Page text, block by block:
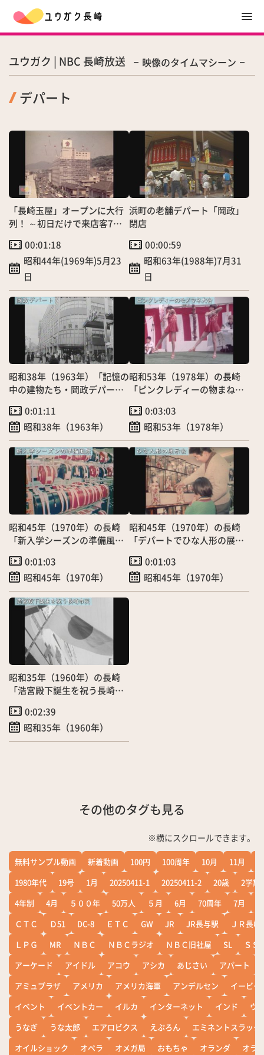
ユウガク | NBC 長崎放送 映像のタイムマシーン
デパート
「長崎玉屋」オープンに大行
列！ ～初日だけで来店客7万
00:01:18
昭和44年(1969年)5月23
日
浜町の老舗デパート「岡政」
閉店
00:00:59
昭和63年(1988年)7月31
日
昭和38年（1963年）「記憶の
中の建物たち・岡政デパー
0:01:11
昭和38年（1963年）
昭和53年（1978年）の長崎
「ピンクレディーの物まね大
0:03:03
昭和53年（1978年）
昭和45年（1970年）の長崎
「新入学シーズンの準備風
0:01:03
昭和45年（1970年）
昭和45年（1970年）の長崎
「デパートでひな人形の展示
0:01:03
昭和45年（1970年）
昭和35年（1960年）の長崎
「浩宮殿下誕生を祝う長崎市
0:02:39
昭和35年（1960年）
その他のタグも見る
※横にスクロールできます。
無料サンプル動画 新着動画 100円 100周年 10月 11月
1980年代
19号 1月 20250411-1 20250411-2 20歳
2学期
4年制
4月 ５００年 50万人 ５月 6月 70周年 7月
ＣＴＣ
Ｄ51 DC-8 ＥＴＣ GW JR JR長与駅
ＪＲ長崎
ＬＰＧ
MR ＮＢＣ ＮＢＣラジオ ＮＢＣ旧社屋 SL
ＳＳ
アーケード
アイドル アコウ アシカ あじさい アパート
アミュプラザ
アメリカ アメリカ海軍 アンデルセン
イービー
イベント
イベントカー イルカ インターネット インド
ウ
うなぎ
うな太郎 エアロビクス えぷろん
エミネントスラック
オイルショック
オペラ オメガ局 おもちゃ オランダ
オラ